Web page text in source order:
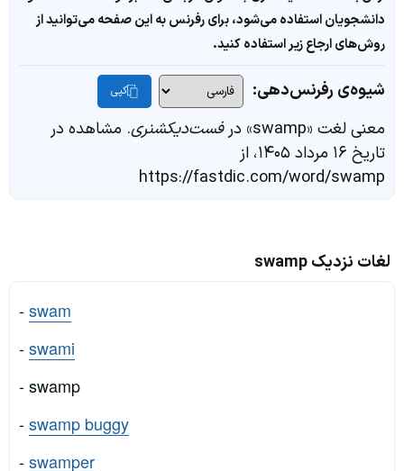
دانشجویان استفاده می‌شود، برای رفرنس به این صفحه می‌توانید از
روش‌های ارجاع زیر استفاده کنید.
شیوه‌ی رفرنس‌دهی: کپی
معنی لغت «swamp» در فست‌دیکشنری. مشاهده در
تاریخ ۱۶ مرداد ۱۴۰۵، از
https://fastdic.com/word/swamp
لغات نزدیک swamp
-swam
-swami
- swamp
-swamp buggy
-swamper